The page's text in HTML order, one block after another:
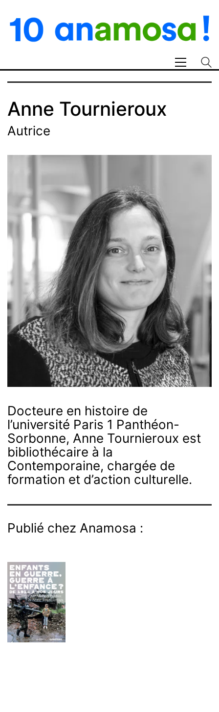
Anne Tournieroux
Autrice
Docteure en histoire de
l’université Paris 1 Panthéon-
Sorbonne, Anne Tournieroux est
bibliothécaire à la
Contemporaine, chargée de
formation et d’action culturelle.
Publié chez Anamosa :